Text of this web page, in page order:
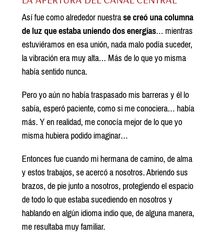
Así fue como alrededor nuestrase creó una columna
de luz que estaba uniendo dos energías… mientras
estuviéramos en esa unión, nada malo podía suceder,
la vibración era muy alta… Más de lo que yo misma
había sentido nunca.
Pero yo aún no había traspasado mis barreras y él lo
sabía, esperó paciente, como si me conociera… había
más. Y en realidad, me conocía mejor de lo que yo
misma hubiera podido imaginar…
Entonces fue cuando mi hermana de camino, de alma
y estos trabajos, se acercó a nosotros. Abriendo sus
brazos, de pie junto a nosotros, protegiendo el espacio
de todo lo que estaba sucediendo en nosotros y
hablando en algún idioma indio que, de alguna manera,
me resultaba muy familiar.